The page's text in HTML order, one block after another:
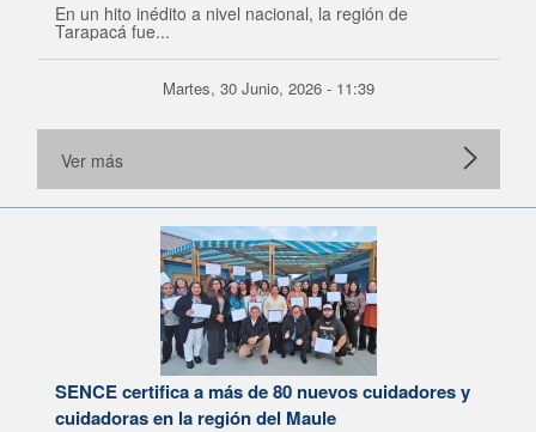
En un hito inédito a nivel nacional, la región de
Tarapacá fue...
Martes, 30 Junio, 2026 - 11:39
Ver más
SENCE certifica a más de 80 nuevos cuidadores y
cuidadoras en la región del Maule